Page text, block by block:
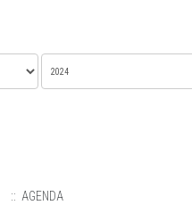
:: AGENDA